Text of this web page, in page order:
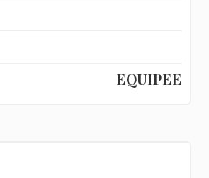
EQUIPEE